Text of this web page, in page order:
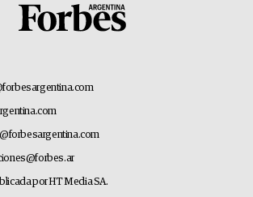
por HT Media SA.